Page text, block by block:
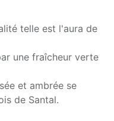
telle est l'aura de
une fraîcheur verte
et ambrée se
de Santal.